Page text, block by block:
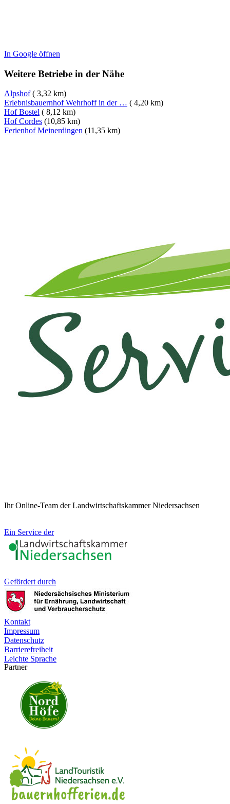
In Google öffnen
Weitere Betriebe in der Nähe
Alpshof( 3,32 km)
Erlebnisbauernhof Wehrhoff in der … ( 4,20 km)
Hof Bostel ( 8,12 km)
Hof Cordes (10,85 km)
Ferienhof Meinerdingen (11,35 km)
Ihr Online-Team der Landwirtschaftskammer Niedersachsen
Ein Service der
Gefördert durch
Kontakt
Impressum
Datenschutz
Barrierefreiheit
Leichte Sprache
Partner